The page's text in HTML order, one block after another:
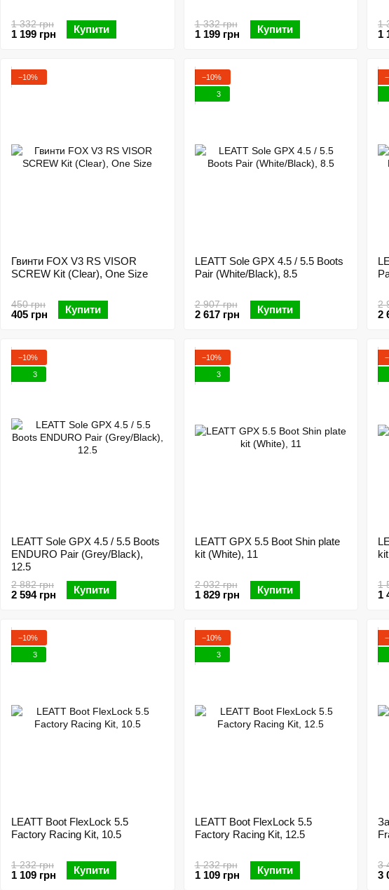
1 332 грн
1 199 грн Купити 1 332 грн
1 199 грн Купити 1
1
−10%
Гвинти FOX V3 RS VISOR
SCREW Kit (Clear), One Size
450 грн
405 грн Купити
−10%
3
LEATT Sole GPX 4.5 / 5.5 Boots
Pair (White/Black), 8.5
2 907 грн
2 617 грн Купити 2
2
−10%
3
LEATT Sole GPX 4.5 / 5.5 Boots
ENDURO Pair (Grey/Black),
12.5
2 882 грн
2 594 грн Купити
−10%
3
LEATT GPX 5.5 Boot Shin plate
kit (White), 11
2 032 грн
1 829 грн Купити 1
1
−10%
3
LEATT Boot FlexLock 5.5
Factory Racing Kit, 10.5
1 232 грн
1 109 грн Купити
−10%
3
LEATT Boot FlexLock 5.5
Factory Racing Kit, 12.5
1 232 грн
1 109 грн Купити 3
3